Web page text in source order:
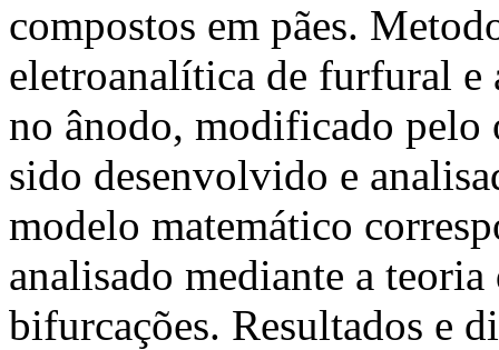
compostos em pães.
eletroanalítica de furfural e
no ânodo, modificado
sido desenvolvido e
modelo matemático
analisado mediante a
bifurcações. Resultados e